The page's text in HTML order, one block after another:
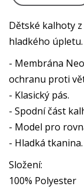
Dětské kalhoty
hladkého úpletu.
- Membrána
ochranu proti
- Klasický pás.
- Spodní část
- Model pro
- Hladká tkanina.
Složení:
100% Polyester